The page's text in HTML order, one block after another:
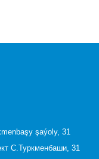
şaýoly, 31
С.Туркменбаши, 31